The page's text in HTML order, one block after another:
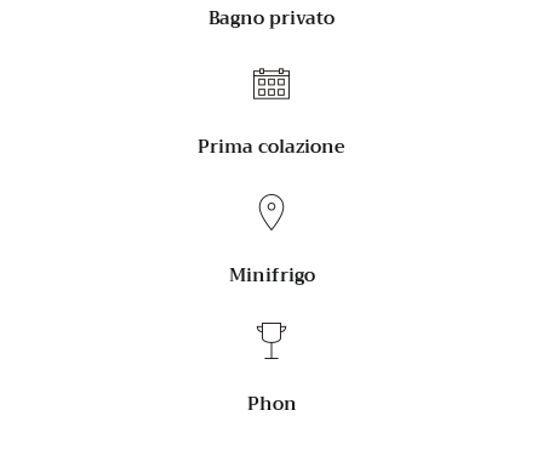
Bagno privato
Prima colazione
Minifrigo
Phon